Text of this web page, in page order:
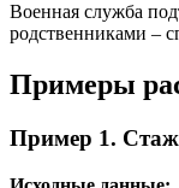
Военная служба
родственниками –
Примеры
Пример 1. Стаж